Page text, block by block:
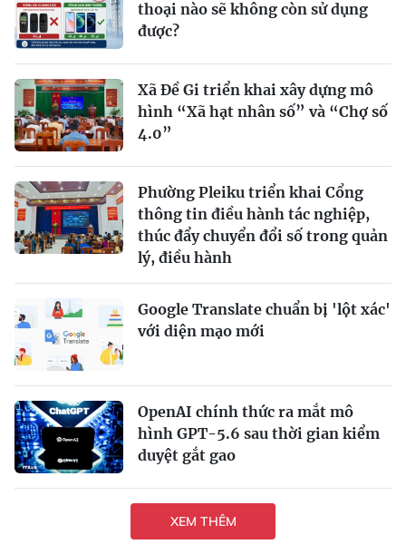
thoại nào sẽ không còn sử dụng
được?
Xã Đề Gi triển khai xây dựng mô
hình “Xã hạt nhân số” và “Chợ số
4.0”
Phường Pleiku triển khai Cổng
thông tin điều hành tác nghiệp,
thúc đẩy chuyển đổi số trong quản
lý, điều hành
Google Translate chuẩn bị 'lột xác'
với diện mạo mới
OpenAI chính thức ra mắt mô
hình GPT-5.6 sau thời gian kiểm
duyệt gắt gao
XEM THÊM